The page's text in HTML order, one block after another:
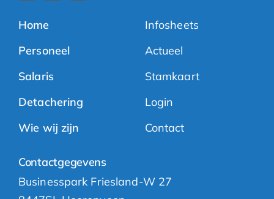
Home
Personeel
Salaris
Detachering
Wie wij zijn
Infosheets
Actueel
Stamkaart
Login
Contact
Contactgegevens
Businesspark Friesland-W 27